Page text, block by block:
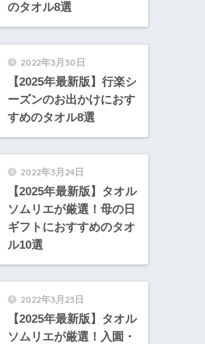
のタオル8選
2022年3月30日
【2025年最新版】行楽シ
ーズンのお出かけにおす
すめのタオル8選
2022年3月24日
【2025年最新版】タオル
ソムリエが厳選！母の日
ギフトにおすすめのタオ
ル10選
2022年3月23日
【2025年最新版】タオル
ソムリエが厳選！入園・